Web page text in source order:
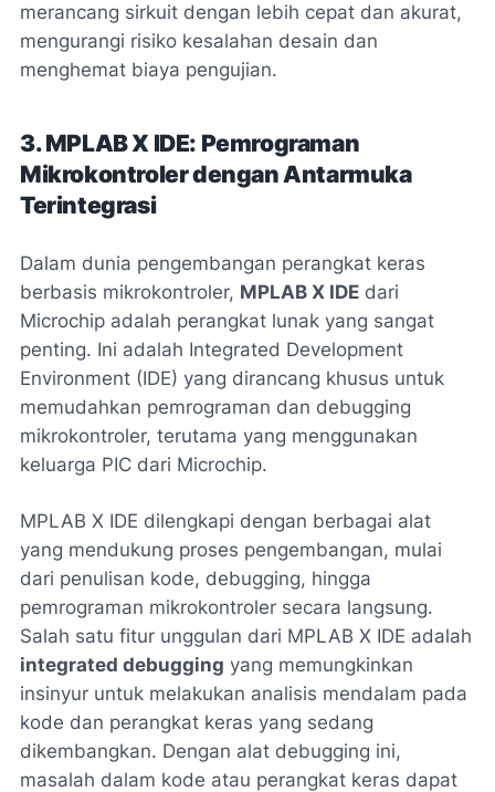
merancang sirkuit dengan lebih cepat dan akurat,
mengurangi risiko kesalahan desain dan
menghemat biaya pengujian.
3. MPLAB X IDE: Pemrograman
Mikrokontroler dengan Antarmuka
Terintegrasi
Dalam dunia pengembangan perangkat keras
berbasis mikrokontroler, MPLAB X IDE dari
Microchip adalah perangkat lunak yang sangat
penting. Ini adalah Integrated Development
Environment (IDE) yang dirancang khusus untuk
memudahkan pemrograman dan debugging
mikrokontroler, terutama yang menggunakan
keluarga PIC dari Microchip.
MPLAB X IDE dilengkapi dengan berbagai alat
yang mendukung proses pengembangan, mulai
dari penulisan kode, debugging, hingga
pemrograman mikrokontroler secara langsung.
Salah satu fitur unggulan dari MPLAB X IDE adalah
integrated debugging yang memungkinkan
insinyur untuk melakukan analisis mendalam pada
kode dan perangkat keras yang sedang
dikembangkan. Dengan alat debugging ini,
masalah dalam kode atau perangkat keras dapat